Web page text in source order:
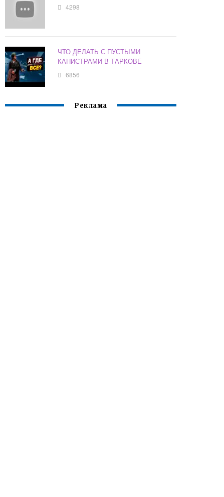
4298
ЧТО ДЕЛАТЬ С ПУСТЫМИ
КАНИСТРАМИ В ТАРКОВЕ
6856
Реклама